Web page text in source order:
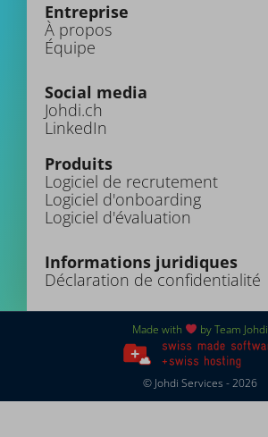
Entreprise
À propos
Équipe
Social media
Johdi.ch
LinkedIn
Produits
Logiciel de recrutement
Logiciel d'onboarding
Logiciel d'évaluation
Informations juridiques
Déclaration de confidentialité
© Johdi Services - 2026
Made with by Team Johdi